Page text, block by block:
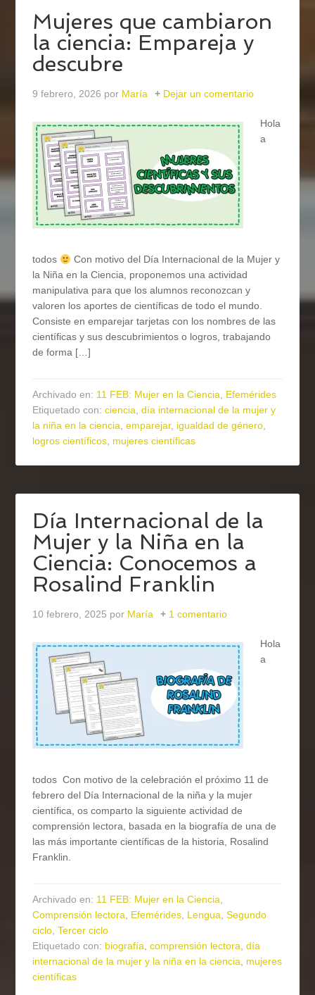
Mujeres que cambiaron
la ciencia: Empareja y
descubre
9 febrero, 2026 por María Dejar un comentario
Hola
a
todos
Con motivo del Día Internacional de la Mujer y
la Niña en la Ciencia, proponemos una actividad
manipulativa para que los alumnos reconozcan y
valoren los aportes de científicas de todo el mundo.
Consiste en emparejar tarjetas con los nombres de las
científicas y sus descubrimientos o logros, trabajando
de forma […]
Archivado en: 11 FEB: Mujer en la Ciencia, Efemérides
Etiquetado con:ciencia,día internacional de la mujer y
la niña en la ciencia,emparejar, igualdad de género,
logros científicos, mujeres científicas
Día Internacional de la
Mujer y la Niña en la
Ciencia: Conocemos a
Rosalind Franklin
10 febrero, 2025 por María 1 comentario
Hola
a
todos Con motivo de la celebración el próximo 11 de
febrero del Día Internacional de la niña y la mujer
científica, os comparto la siguiente actividad de
comprensión lectora, basada en la biografía de una de
las más importante científicas de la historia, Rosalind
Franklin.
Archivado en: 11 FEB: Mujer en la Ciencia,
Comprensión lectora, Efemérides, Lengua,Segundo
ciclo,Tercer ciclo
Etiquetado con: biografía,comprensión lectora,día
internacional de la mujer y la niña en la ciencia, mujeres
científicas